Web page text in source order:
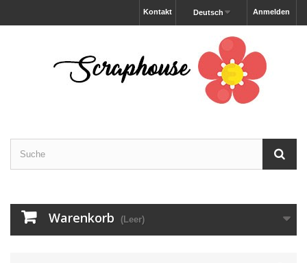
Anmelden
Deutsch
Kontakt
Warenkorb (Leer)